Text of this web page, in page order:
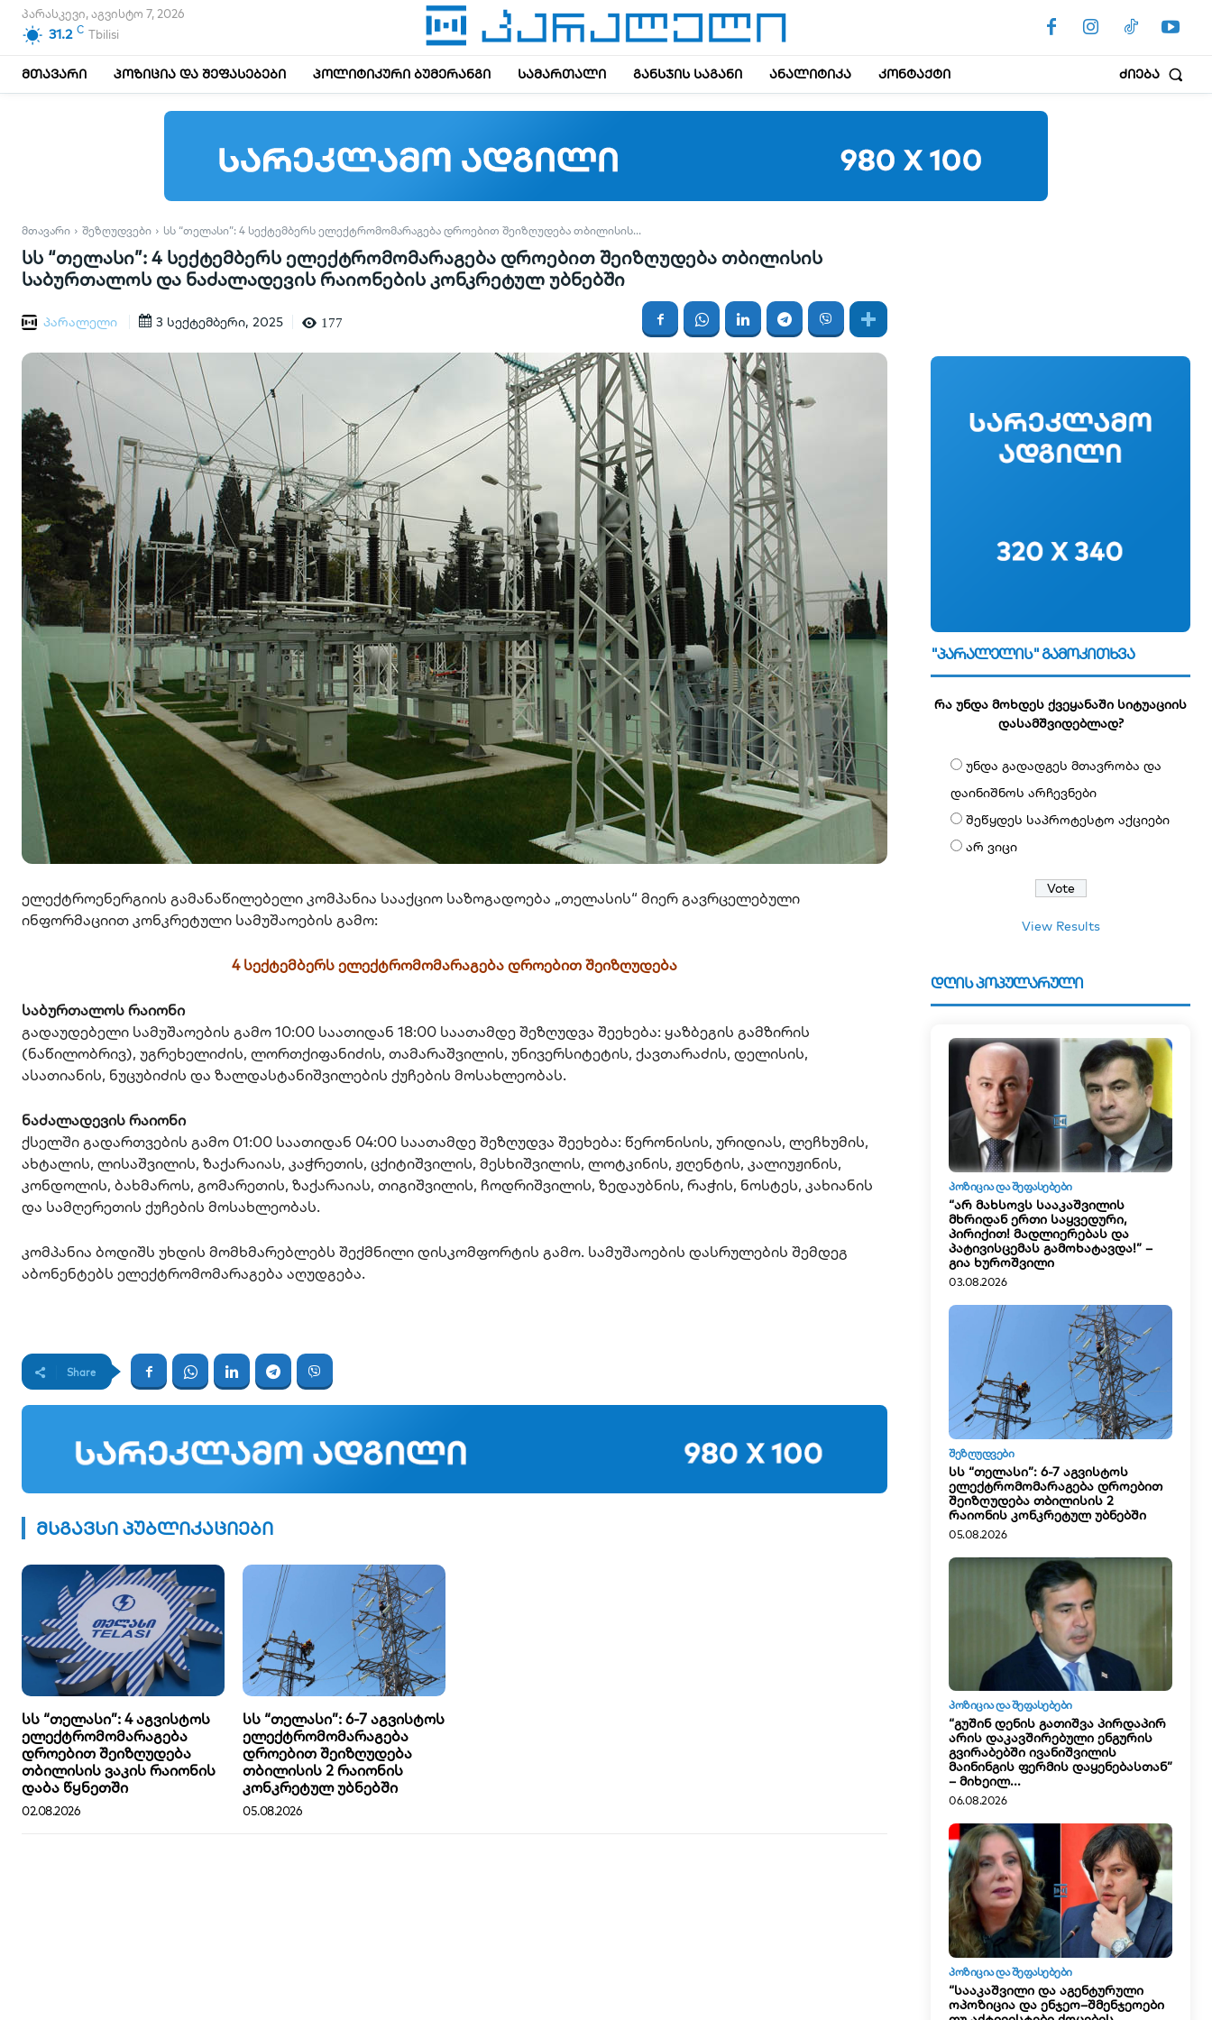
პარასკევი, აგვისტო 7, 2026
31.2 C Tbilisi
მთავარი პოზიცია და შეფასებები პოლიტიკური ბუმერანგი სამართალი განსჯის საგანი ანალიტიკა კონტაქტი ძიება
ᲛᲗᲐᲕᲐᲠᲘ ᲨᲔᲖᲦᲣᲓᲕᲔᲑᲘ ᲡᲡ “ᲗᲔᲚᲐᲡᲘ”: 4 ᲡᲔᲥᲢᲔᲛᲑᲔᲠᲡ ᲔᲚᲔᲥᲢᲠᲝᲛᲝᲛᲐᲠᲐᲒᲔᲑᲐ ᲓᲠᲝᲔᲑᲘᲗ ᲨᲔᲘᲖᲦᲣᲓᲔᲑᲐ ᲗᲑᲘᲚᲘᲡᲘᲡ...
სს “თელასი”: 4 სექტემბერს ელექტრომომარაგება დროებით შეიზღუდება თბილისის
საბურთალოს და ნაძალადევის რაიონების კონკრეტულ უბნებში
პარალელი 3 სექტემბერი, 2025 177
ელექტროენერგიის გამანაწილებელი კომპანია სააქციო საზოგადოება „თელასის“ მიერ გავრცელებული
ინფორმაციით კონკრეტული სამუშაოების გამო:
4 სექტემბერს ელექტრომომარაგება დროებით შეიზღუდება
საბურთალოს რაიონი
გადაუდებელი სამუშაოების გამო 10:00 საათიდან 18:00 საათამდე შეზღუდვა შეეხება: ყაზბეგის გამზირის
(ნაწილობრივ), უგრეხელიძის, ლორთქიფანიძის, თამარაშვილის, უნივერსიტეტის, ქავთარაძის, დელისის,
ასათიანის, ნუცუბიძის და ზალდასტანიშვილების ქუჩების მოსახლეობას.
ნაძალადევის რაიონი
ქსელში გადართვების გამო 01:00 საათიდან 04:00 საათამდე შეზღუდვა შეეხება: წერონისის, ურიდიას, ლეჩხუმის,
ახტალის, ლისაშვილის, ზაქარაიას, კაჭრეთის, ცქიტიშვილის, მესხიშვილის, ლოტკინის, ჟღენტის, კალიუჟინის,
კონდოლის, ბახმაროს, გომარეთის, ზაქარაიას, თიგიშვილის, ჩოდრიშვილის, ზედაუბნის, რაჭის, ნოსტეს, კახიანის
და სამღერეთის ქუჩების მოსახლეობას.
კომპანია ბოდიშს უხდის მომხმარებლებს შექმნილი დისკომფორტის გამო. სამუშაოების დასრულების შემდეგ
აბონენტებს ელექტრომომარაგება აღუდგება.
Share
მსგავსი პუბლიკაციები
სს “თელასი”: 4 აგვისტოს
ელექტრომომარაგება
დროებით შეიზღუდება
თბილისის ვაკის რაიონის
დაბა წყნეთში
02.08.2026
სს “თელასი”: 6-7 აგვისტოს
ელექტრომომარაგება
დროებით შეიზღუდება
თბილისის 2 რაიონის
კონკრეტულ უბნებში
05.08.2026
"პარალელის" გამოკითხვა
რა უნდა მოხდეს ქვეყანაში სიტუაციის
დასამშვიდებლად?
უნდა გადადგეს მთავრობა და
დაინიშნოს არჩევნები
შეწყდეს საპროტესტო აქციები
არ ვიცი
View Results
დღის პოპულარული
ᲞᲝᲖᲘᲪᲘᲐ ᲓᲐ ᲨᲔᲤᲐᲡᲔᲑᲔᲑᲘ
“არ მახსოვს სააკაშვილის
მხრიდან ერთი საყვედური,
პირიქით! მადლიერებას და
პატივისცემას გამოხატავდა!” –
გია ხუროშვილი
03.08.2026
ᲨᲔᲖᲦᲣᲓᲕᲔᲑᲘ
სს “თელასი”: 6-7 აგვისტოს
ელექტრომომარაგება დროებით
შეიზღუდება თბილისის 2
რაიონის კონკრეტულ უბნებში
05.08.2026
ᲞᲝᲖᲘᲪᲘᲐ ᲓᲐ ᲨᲔᲤᲐᲡᲔᲑᲔᲑᲘ
“გუშინ დენის გათიშვა პირდაპირ
არის დაკავშირებული ენგურის
გვირაბებში ივანიშვილის
მაინინგის ფერმის დაყენებასთან”
– მიხეილ...
06.08.2026
ᲞᲝᲖᲘᲪᲘᲐ ᲓᲐ ᲨᲔᲤᲐᲡᲔᲑᲔᲑᲘ
“სააკაშვილი და აგენტურული
ოპოზიცია და ენჯეო–შმენჯეოები